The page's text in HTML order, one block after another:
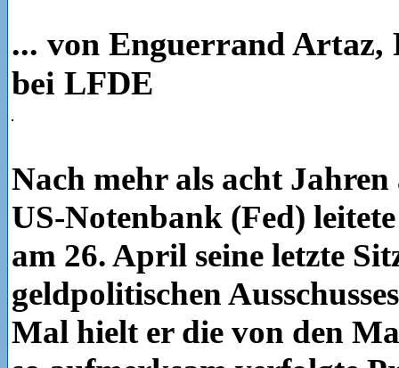
... von Enguerrand Artaz,
bei LFDE
Nach mehr als acht
US-Notenbank (Fed)
am 26. April seine letzte
geldpolitischen
Mal hielt er die von den